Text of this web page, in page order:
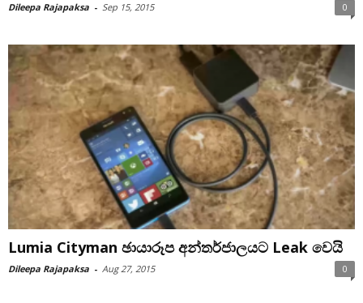
Dileepa Rajapaksa - Sep 15, 2015 0
Lumia Cityman ඡායාරූප අන්තර්ජාලයට Leak වෙයි
Dileepa Rajapaksa - Aug 27, 2015 0